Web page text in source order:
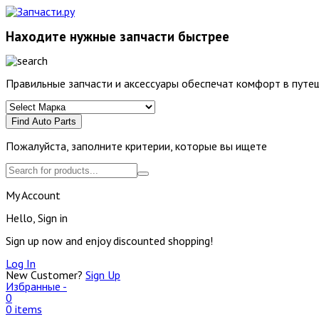
Находите нужные запчасти быстрее
Правильные запчасти и аксессуары обеспечат комфорт в
Find Auto Parts
Пожалуйста, заполните критерии, которые вы ищете
My Account
Hello, Sign in
Sign up now and enjoy discounted shopping!
Log In
New Customer? Sign Up
Избранные -
0
0 items